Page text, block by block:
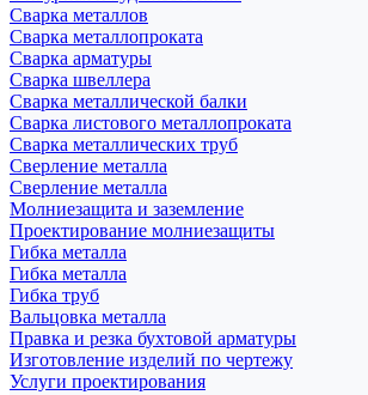
Сварка металлов
Сварка металлопроката
Сварка арматуры
Сварка швеллера
Сварка металлической балки
Сварка листового металлопроката
Сварка металлических труб
Сверление металла
Сверление металла
Молниезащита и заземление
Проектирование молниезащиты
Гибка металла
Гибка металла
Гибка труб
Вальцовка металла
Правка и резка бухтовой арматуры
Изготовление изделий по чертежу
Услуги проектирования